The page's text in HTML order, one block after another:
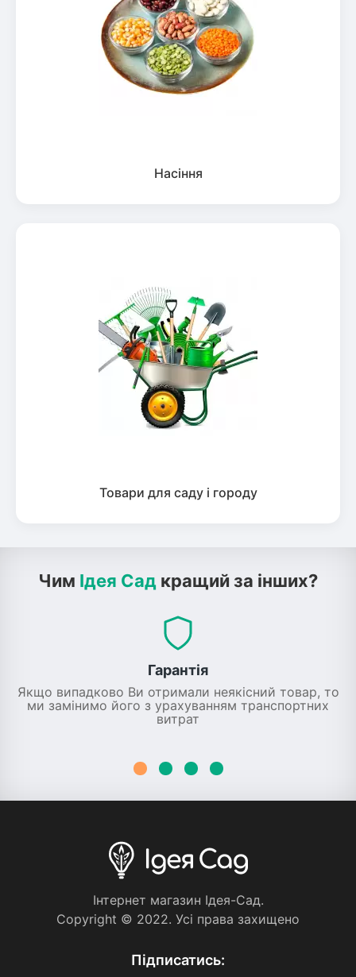
Насіння
Товари для саду і городу
Чим Ідея Сад кращий за інших?
Гарантія
Якщо випадково Ви отримали неякісний товар, то
ми замінимо його з урахуванням транспортних
витрат
Iнтернет магазин Iдея-Сад.
Copyright © 2022. Усi права захищено
Пiдписатись: